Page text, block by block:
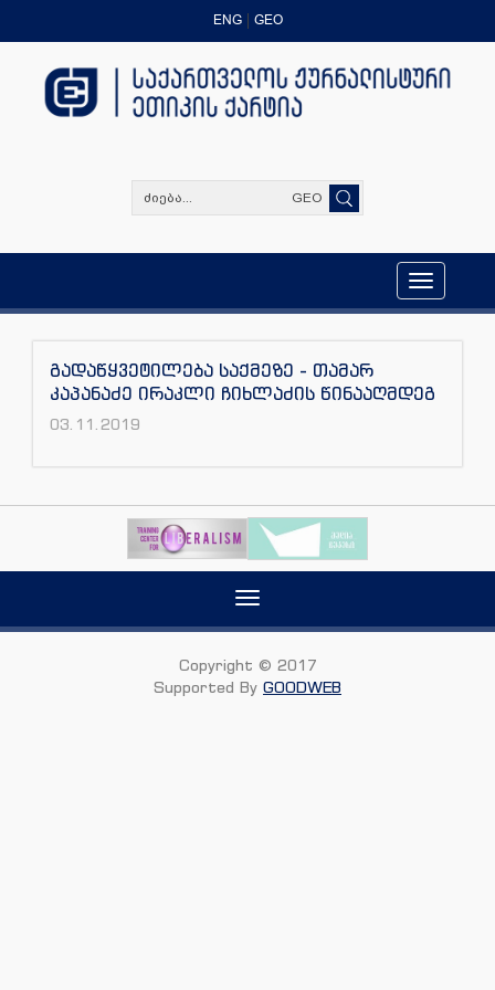
ENG GEO
GEO
Toggle
navigation
გადაწყვეტილება საქმეზე - თამარ
კაპანაძე ირაკლი ჩიხლაძის წინააღმდეგ
03.11.2019
Toggle
Copyright © 2017
Supported By GOODWEB